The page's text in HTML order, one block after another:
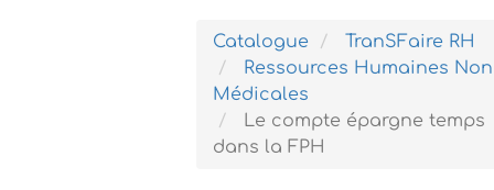
Catalogue
TranSFaire RH
Ressources Humaines Non
Médicales
Le compte épargne temps
dans la FPH